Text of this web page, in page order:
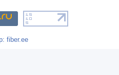
fiber.ee